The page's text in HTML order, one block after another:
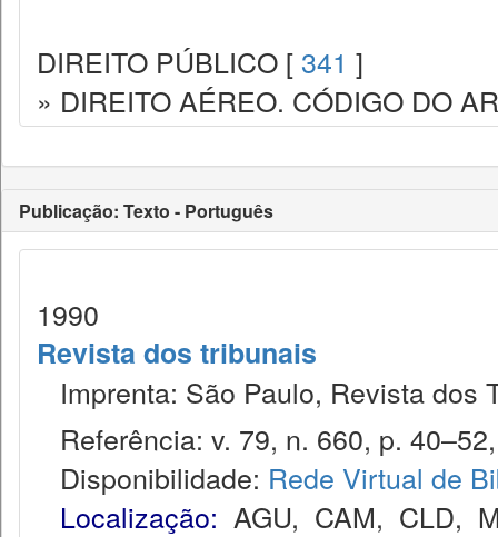
DIREITO PÚBLICO [ 341 ]
» DIREITO AÉREO. CÓDIGO DO
Publicação: Texto - Português
1990
Revista dos tribunais
Imprenta: São Paulo, Revista dos
Referência: v. 79, n. 660, p.
Disponibilidade: Rede Virtual de
Localização: AGU, CAM, CLD,